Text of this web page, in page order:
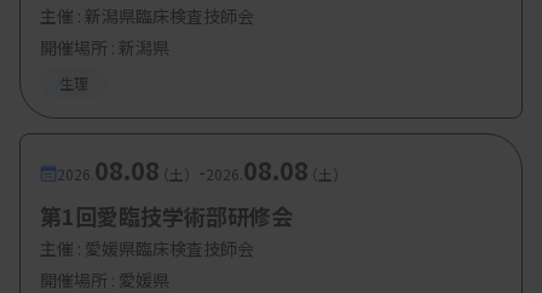
主催 : 新潟県臨床検査技師会
開催場所 : 新潟県
生理
2026. 08.08（土） -2026. 08.08（土）
第1回愛臨技学術部研修会
主催 : 愛媛県臨床検査技師会
開催場所 : 愛媛県